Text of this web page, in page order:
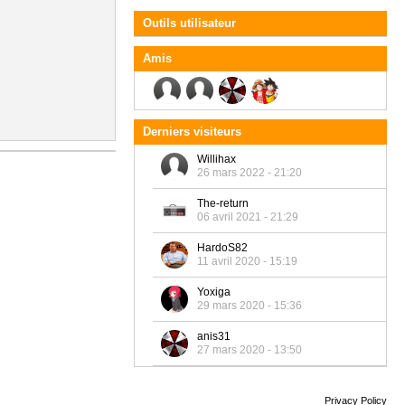
Outils utilisateur
Amis
Derniers visiteurs
Willihax
26 mars 2022 - 21:20
The-return
06 avril 2021 - 21:29
HardoS82
11 avril 2020 - 15:19
Yoxiga
29 mars 2020 - 15:36
anis31
27 mars 2020 - 13:50
Privacy Policy